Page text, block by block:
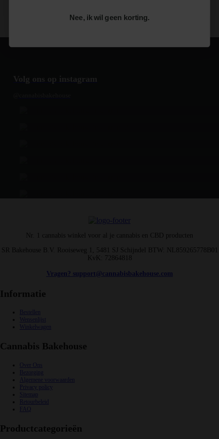
Nr. 1 cannabis winkel voor al je cannabis en CBD producten
SR Bakehouse B.V. Rooiseweg 1, 5481 SJ Schijndel BTW: NL859265778B01
KvK: 72864818
Vragen? support@cannabisbakehouse.com
Informatie
Bestellen
Wensenlijst
Winkelwagen
Cannabis Bakehouse
Over Ons
Bezorging
Algemene voorwaarden
Privacy policy
Sitemap
Retourbeleid
FAQ
Productcategorieën
Nee, ik wil geen korting.